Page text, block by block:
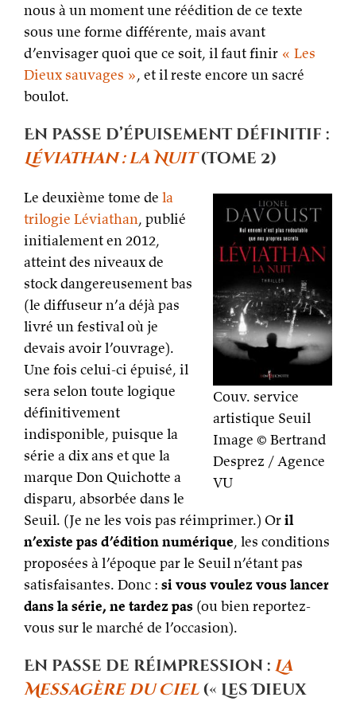
nous à un moment une réédition de ce texte
sous une forme différente, mais avant
d’envisager quoi que ce soit, il faut finir « Les
Dieux sauvages », et il reste encore un sacré
boulot.
En passe d’épuisement définitif :
Léviathan : la Nuit(tome 2)
Couv. service
artistique Seuil
Image © Bertrand
Desprez / Agence
VU
Le deuxième tome de la
trilogie Léviathan, publié
initialement en 2012,
atteint des niveaux de
stock dangereusement bas
(le diffuseur n’a déjà pas
livré un festival où je
devais avoir l’ouvrage).
Une fois celui-ci épuisé, il
sera selon toute logique
définitivement
indisponible, puisque la
série a dix ans et que la
marque Don Quichotte a
disparu, absorbée dans le
Seuil. (Je ne les vois pas réimprimer.) Oril
n’existe pas d’édition numérique, les conditions
proposées à l’époque par le Seuil n’étant pas
satisfaisantes. Donc : si vous voulez vous lancer
dans la série, ne tardez pas (ou bien reportez-
vous sur le marché de l’occasion).
En passe de réimpression : La
Messagère du Ciel(« Les Dieux